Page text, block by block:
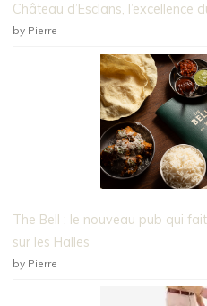
Château d’Esclans, l’excellence
by Pierre
The Bell : le nouveau pub qui
sur les Halles
by Pierre